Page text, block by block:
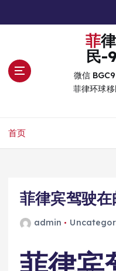
菲律宾环球移
民-
微信
菲律环球
首页
菲律宾驾驶
admin